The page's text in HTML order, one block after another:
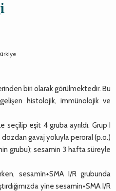
biri olarak görülmektedir. Bu
histolojik, immünolojik ve
seçilip eşit 4 gruba ayrıldı. Grup I
gavaj yoluyla peroral (p.o.)
grubu); sesamin 3 hafta süreyle
sesamin+SMA I/R grubunda
yine sesamin+SMA I/R